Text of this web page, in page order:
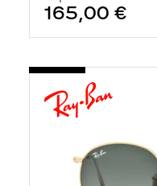
165,00 €